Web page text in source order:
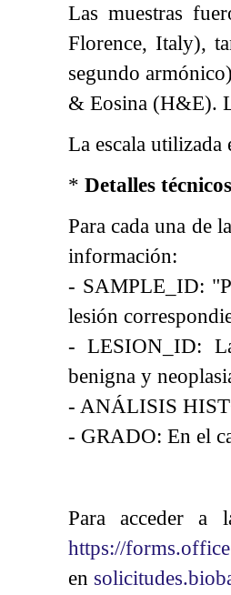
Las muestras
Florence, Italy),
segundo
& Eosina (H&E).
La escala utilizada
* Detalles
Para cada una de
información:
- SAMPLE_ID:
lesión
- LESION_ID:
benigna y
- ANÁLISIS
- GRADO: En el
Para acceder a
https://
en